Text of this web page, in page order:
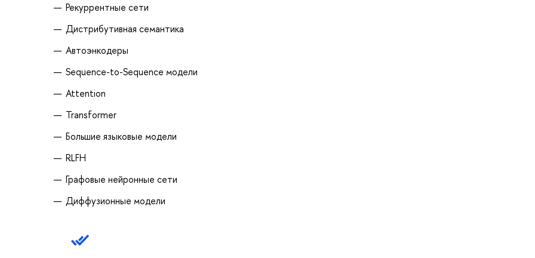
Рекуррентные сети
Дистрибутивная семантика
Автоэнкодеры
Sequence-to-Sequence модели
Attention
Transformer
Большие языковые модели
RLFH
Графовые нейронные сети
Диффузионные модели